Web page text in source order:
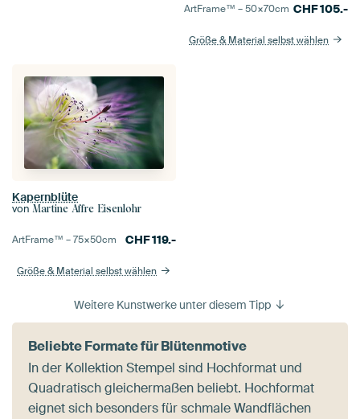
ArtFrame™ –50×70cm CHF105.-
Größe & Material selbst wählen
Kapernblüte
von Martine Affre Eisenlohr
ArtFrame™ –75×50cm CHF119.-
Größe & Material selbst wählen
Weitere Kunstwerke unter diesem Tipp
Beliebte Formate für Blütenmotive
In der Kollektion Stempel sind Hochformat und
Quadratisch gleichermaßen beliebt. Hochformat
eignet sich besonders für schmale Wandflächen